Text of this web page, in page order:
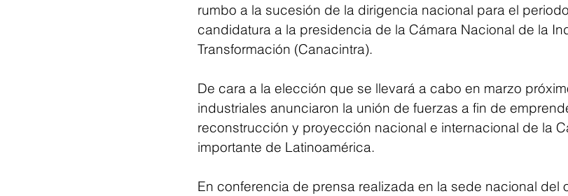
rumbo a la sucesión de la dirigencia nacional para el
candidatura a la presidencia de la Cámara Nacional de la
Transformación (Canacintra).
De cara a la elección que se llevará a cabo en marzo
industriales anunciaron la unión de fuerzas a fin de
reconstrucción y proyección nacional e internacional de la
importante de Latinoamérica.
En conferencia de prensa realizada en la sede nacional del